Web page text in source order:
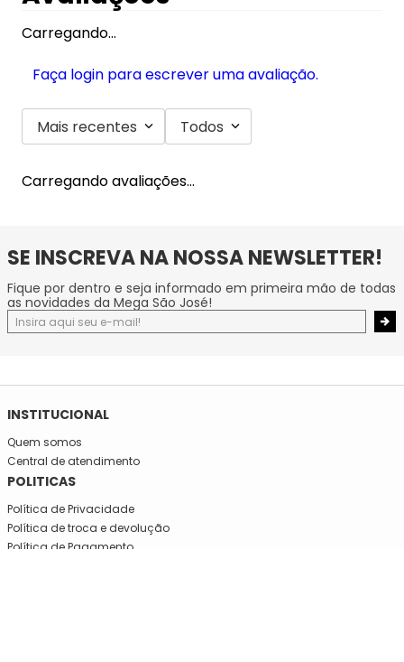
Carregando…
Faça login para escrever uma avaliação.
Mais recentes Todos
Carregando avaliações…
SE INSCREVA NA NOSSA NEWSLETTER!
Fique por dentro e seja informado em primeira mão de todas
as novidades da Mega São José!
INSTITUCIONAL
Quem somos
Central de atendimento
POLITICAS
Política de Privacidade
Política de troca e devolução
Política de Pagamento